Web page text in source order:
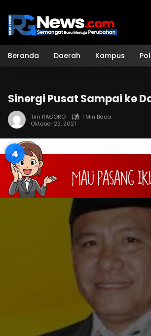
konten
Beranda Daerah Kampus
Sinergi Pusat Sampai ke
Tim RAGORO
1 Min Baca
Oktober 23, 2021
3